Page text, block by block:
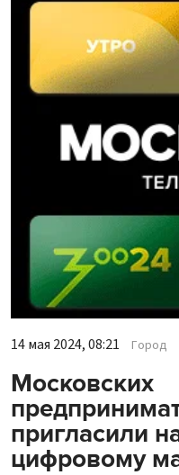
14 мая 2024, 08:21 Город
Московских
пригласили
цифровому